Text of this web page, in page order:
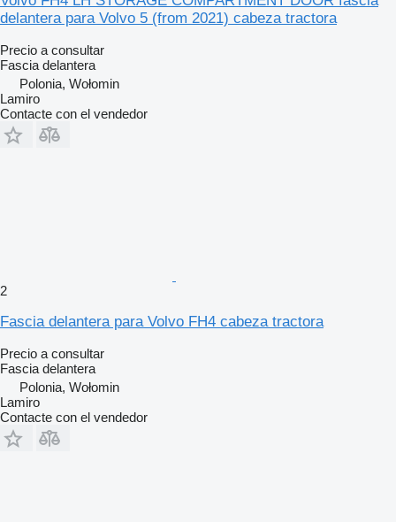
delantera para Volvo 5 (from 2021) cabeza tractora
Precio a consultar
Fascia delantera
Polonia, Wołomin
Lamiro
Contacte con el vendedor
2
Fascia delantera para Volvo FH4 cabeza tractora
Precio a consultar
Fascia delantera
Polonia, Wołomin
Lamiro
Contacte con el vendedor